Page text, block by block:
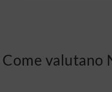
Come valutano